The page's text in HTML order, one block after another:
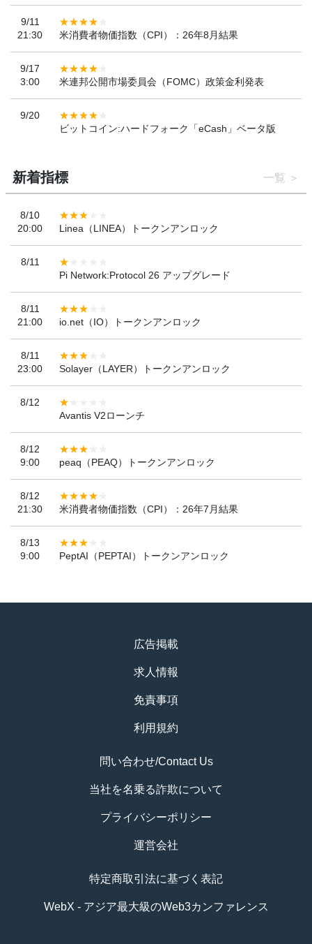
9/11
21:30
米消費者物価指数（CPI）：26年8月結果
9/17
3:00
米連邦公開市場委員会（FOMC）政策金利発表
9/20
ビットコイン:ハードフォーク「eCash」ベータ版
新着指標 一覧
8/10
20:00
Linea（LINEA）トークンアンロック
8/11
Pi Network:Protocol 26 アップグレード
8/11
21:00
io.net（IO）トークンアンロック
8/11
23:00
Solayer（LAYER）トークンアンロック
8/12
Avantis V2ローンチ
8/12
9:00
peaq（PEAQ）トークンアンロック
8/12
21:30
米消費者物価指数（CPI）：26年7月結果
8/13
9:00
PeptAI（PEPTAI）トークンアンロック
広告掲載
求人情報
免責事項
利用規約
問い合わせ/Contact Us
当社を名乗る詐欺について
プライバシーポリシー
運営会社
特定商取引法に基づく表記
WebX - アジア最大級のWeb3カンファレンス